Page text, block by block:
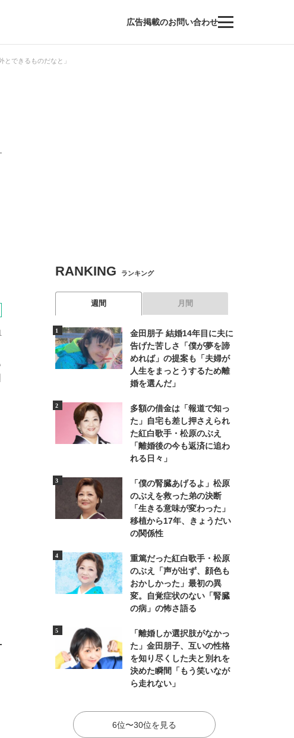
広告掲載のお問い合わせ
できるものだなと」
RANKING ランキング
週間 月間
金田朋子 結婚14年目に夫に
告げた苦しさ「僕が夢を諦
めれば」の提案も「夫婦が
人生をまっとうするため離
婚を選んだ」
多額の借金は「報道で知っ
た」自宅も差し押さえられ
た紅白歌手・松原のぶえ
「離婚後の今も返済に追わ
れる日々」
「僕の腎臓あげるよ」松原
のぶえを救った弟の決断
「生きる意味が変わった」
移植から17年、きょうだい
の関係性
重篤だった紅白歌手・松原
のぶえ「声が出ず、顔色も
おかしかった」最初の異
変。自覚症状のない「腎臓
の病」の怖さ語る
「離婚しか選択肢がなかっ
た」金田朋子、互いの性格
を知り尽くした夫と別れを
決めた瞬間「もう笑いなが
ら走れない」
6位〜30位を見る